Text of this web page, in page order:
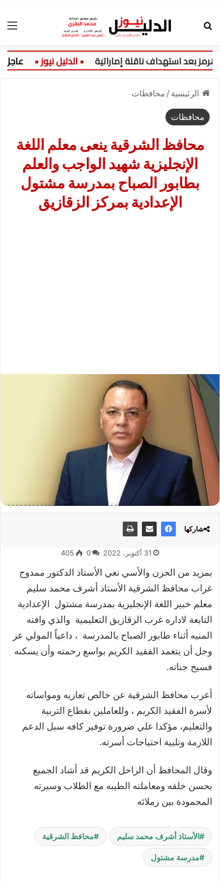
استهداف ناقلة إماراتية عاجل:
الرئيسية / محافظات
محافظات
محافظ الشرقية ينعى معلم اللغة
الإنجليزية شهيد الواجب والعلم
بطابور الصباح بمدرسة مشتول
الإعدادية بمركز الزقازيق
31 أكتوبر، 2022 0
405
بمزيد من الحزن والأسي نعي الأستاذ الدكتور ممدوح
غراب محافظ الشرقية الأستاذ أشرف محمد سليم
معلم خبير اللغة الإنجليزية بمدرسة مشتول الإعدادية
التابعة لاداره غرب الزقازيق التعليمية والذي وافته
المنيه أثناء طابور الصباح بالمدرسة ، داعياً المولي عز
وجل أن يتغمد الفقيد الكريم بواسع رحمته وأن يسكنه
فسيح جناته.
أعرب محافظ الشرقية عن خالص تعازيه ومواساته
لأسرة الفقيد الكريم ، وللعاملين بقطاع التربية
والتعليم، مؤكدا علي ضرورة توفير كافه سبل الدعم
اللازمة وتلبية احتياجات أسرته.
وقال المحافظ أن الراحل الكريم قد أشاد الجميع
بحسن خلقه ومعاملته الطيبه مع الطلاب وسيرته
المحمودة بين زملائه
الأستاذ أشرف محمد سليم محافظ الشرقية
مدرسة مشتول
شاركها